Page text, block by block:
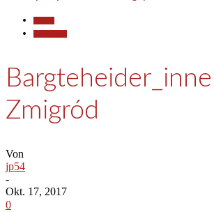
Zmigród
Von
jp54
-
Okt. 17, 2017
0